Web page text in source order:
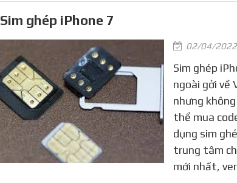
Sim ghép iPhone 7
02/04/2022
Sim ghép
ngoài gởi về
nhưng
thể mua
dụng sim
trung tâm
mới nhất,